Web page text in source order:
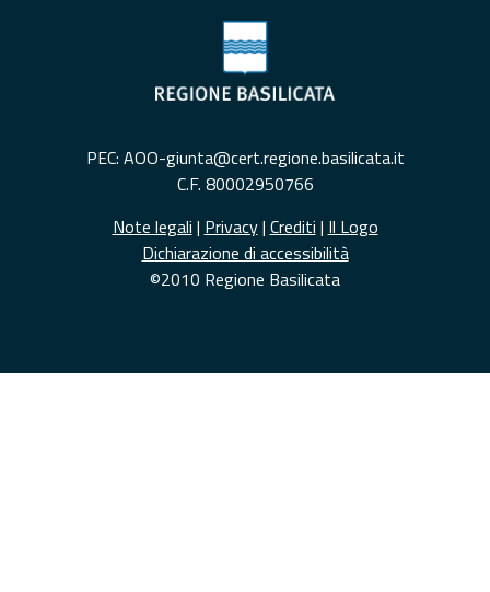
PEC: AOO-giunta@cert.regione.basilicata.it
C.F. 80002950766
Note legali | Privacy| Crediti | Il Logo
Dichiarazione di accessibilità
©2010 Regione Basilicata